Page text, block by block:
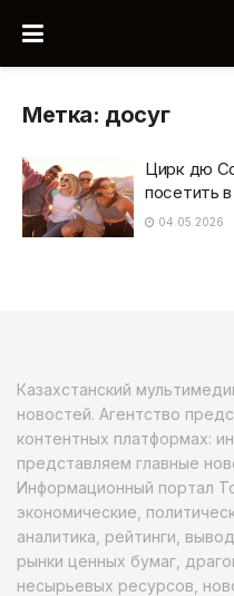
Метка: досуг
Цирк дю
посетить
04.05.2026
Казахстанский
новостей. Агентство
контентных платформах:
представляем главные
Информационный портал
экономические,
аналитика, рейтинги,
рынки ценных бумаг,
несырьевых ресурсов,